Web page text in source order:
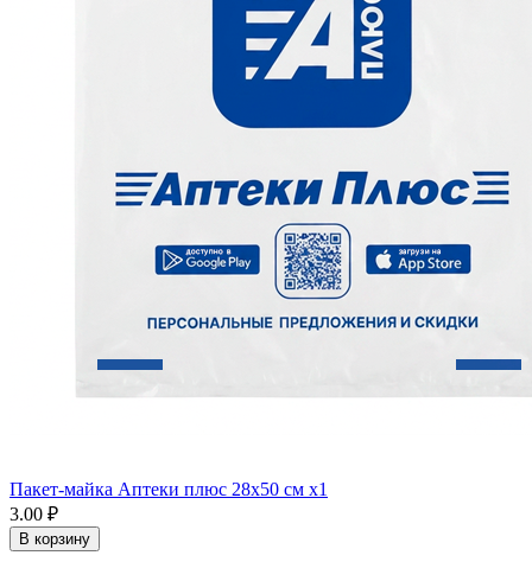
Пакет-майка Аптеки плюс 28х50 см x1
3.00 ₽
В корзину